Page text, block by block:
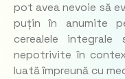
pot avea nevoie să
puțin în anumite
cerealele
nepotrivite în
luată împreună cu